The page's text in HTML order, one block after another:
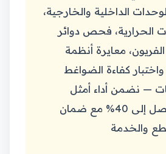
الداخلية والخارجية،
الحرارية، فحص دوائر
معايرة أنظمة
واختبار كفاءة الضواغط
— نضمن أداء أمثل
وتوفير طاقة يصل إلى 40% مع ضمان
والخدمة